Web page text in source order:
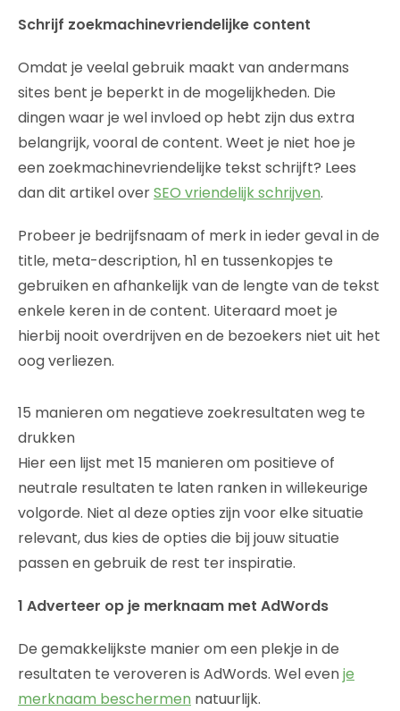
Schrijf zoekmachinevriendelijke content
Omdat je veelal gebruik maakt van andermans
sites bent je beperkt in de mogelijkheden. Die
dingen waar je wel invloed op hebt zijn dus extra
belangrijk, vooral de content. Weet je niet hoe je
een zoekmachinevriendelijke tekst schrijft? Lees
dan dit artikel overSEO vriendelijk schrijven.
Probeer je bedrijfsnaam of merk in ieder geval in de
title, meta-description, h1 en tussenkopjes te
gebruiken en afhankelijk van de lengte van de tekst
enkele keren in de content. Uiteraard moet je
hierbij nooit overdrijven en de bezoekers niet uit het
oog verliezen.
15 manieren om negatieve zoekresultaten weg te
drukken
Hier een lijst met 15 manieren om positieve of
neutrale resultaten te laten ranken in willekeurige
volgorde. Niet al deze opties zijn voor elke situatie
relevant, dus kies de opties die bij jouw situatie
passen en gebruik de rest ter inspiratie.
1 Adverteer op je merknaam met AdWords
De gemakkelijkste manier om een plekje in de
resultaten te veroveren is AdWords. Wel evenje
merknaam beschermen natuurlijk.